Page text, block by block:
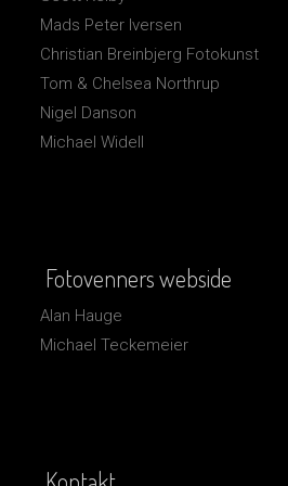
Mads Peter Iversen
Christian Breinbjerg Fotokunst
Tom & Chelsea Northrup
Nigel Danson
Michael Widell
Fotovenners webside
Alan Hauge
Michael Teckemeier